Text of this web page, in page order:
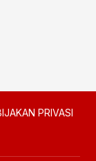
PRIVASI